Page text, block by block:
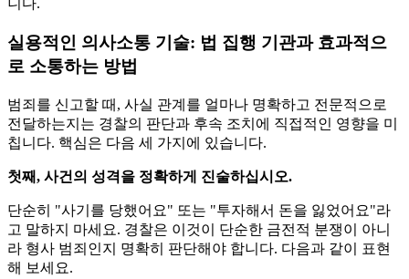
니다.
실용적인 의사소통 기술: 법 집행 기관과 효과적으
로 소통하는 방법
범죄를 신고할 때, 사실 관계를 얼마나 명확하고 전문적으로
전달하는지는 경찰의 판단과 후속 조치에 직접적인 영향을 미
칩니다. 핵심은 다음 세 가지에 있습니다.
첫째, 사건의 성격을 정확하게 진술하십시오.
단순히 "사기를 당했어요" ​​또는 "투자해서 돈을 잃었어요"라
고 말하지 마세요. 경찰은 이것이 단순한 금전적 분쟁이 아니
라 형사 범죄인지 명확히 판단해야 합니다. 다음과 같이 표현
해 보세요.